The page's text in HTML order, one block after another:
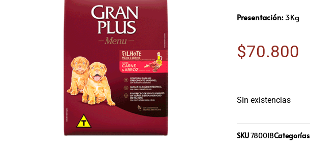
Presentación:3Kg
$70.800
Sin existencias
SKU780018Categorías